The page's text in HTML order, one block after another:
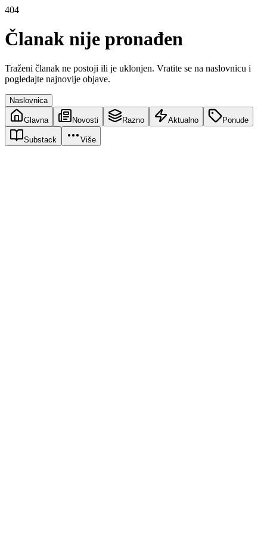
404
Članak nije pronađen
Traženi članak ne postoji ili je uklonjen. Vratite se na naslovnicu i
pogledajte najnovije objave.
Naslovnica
Glavna Novosti Razno Aktualno Ponude
Substack Više